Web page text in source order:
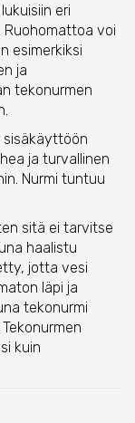
eri
voi
esimerkiksi
ja
tekonurmen
sisäkäyttöön
ja turvallinen
Nurmi tuntuu
sitä ei tarvitse
haalistu
jotta vesi
läpi ja
tekonurmi
kuin